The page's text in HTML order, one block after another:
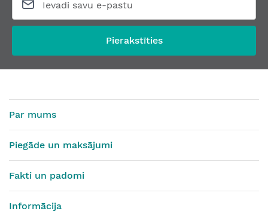
Pierakstīties
Par mums
Piegāde un maksājumi
Fakti un padomi
Informācija